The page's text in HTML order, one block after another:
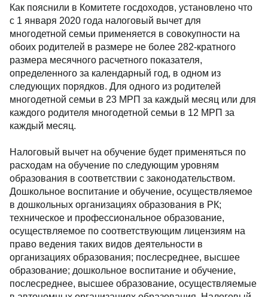
Как пояснили в Комитете госдоходов, установлено что
с 1 января 2020 года налоговый вычет для
многодетной семьи применяется в совокупности на
обоих родителей в размере не более 282-кратного
размера месячного расчетного показателя,
определенного за календарный год, в одном из
следующих порядков. Для одного из родителей
многодетной семьи в 23 МРП за каждый месяц или для
каждого родителя многодетной семьи в 12 МРП за
каждый месяц.
Налоговый вычет на обучение будет применяться по
расходам на обучение по следующим уровням
образования в соответствии с законодательством.
Дошкольное воспитание и обучение, осуществляемое
в дошкольных организациях образования в РК;
техническое и профессиональное образование,
осуществляемое по соответствующим лицензиям на
право ведения таких видов деятельности в
организациях образования; послесреднее, высшее
образование; дошкольное воспитание и обучение,
послесреднее, высшее образование, осуществляемые